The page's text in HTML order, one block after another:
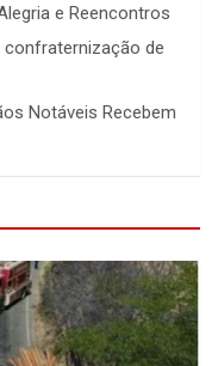
e Reencontros
confraternização de
Notáveis Recebem